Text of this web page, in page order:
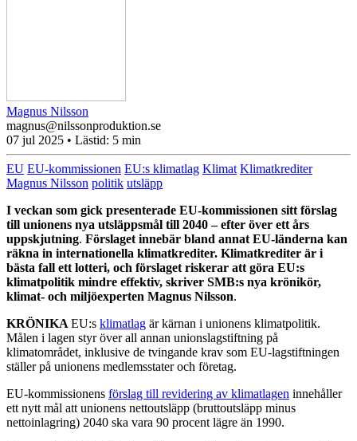
Magnus Nilsson
magnus@nilssonproduktion.se
07 jul 2025 • Lästid: 5 min
EU EU-kommissionen EU:s klimatlag Klimat Klimatkrediter
Magnus Nilsson politik utsläpp
I veckan som gick presenterade EU-kommissionen sitt förslag
till unionens nya utsläppsmål till 2040 – efter över ett års
uppskjutning. Förslaget innebär bland annat EU-länderna kan
räkna in internationella klimatkrediter. Klimatkrediter är i
bästa fall ett lotteri, och förslaget riskerar att göra EU:s
klimatpolitik mindre effektiv, skriver SMB:s nya krönikör,
klimat- och miljöexperten Magnus Nilsson.
KRÖNIKA EU:s klimatlag är kärnan i unionens klimatpolitik.
Målen i lagen styr över all annan unionslagstiftning på
klimatområdet, inklusive de tvingande krav som EU-lagstiftningen
ställer på unionens medlemsstater och företag.
EU-kommissionens förslag till revidering av klimatlagen innehåller
ett nytt mål att unionens nettoutsläpp (bruttoutsläpp minus
nettoinlagring) 2040 ska vara 90 procent lägre än 1990.